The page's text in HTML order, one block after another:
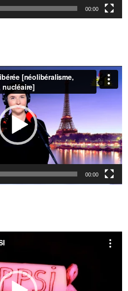
00:00
00:00